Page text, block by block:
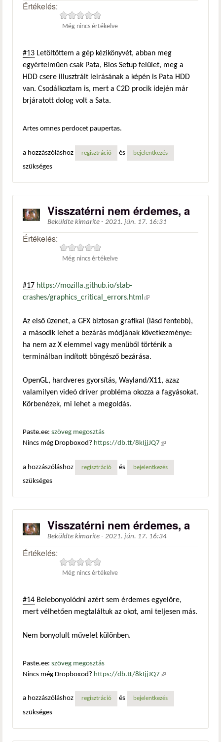
Értékelés:
Még nincs értékelve
#13 Letöltöttem a gép kézikönyvét, abban meg
egyértelműen csak Pata, Bios Setup felület, meg a
HDD csere illusztrált leirásának a képén is Pata HDD
van. Csodálkoztam is, mert a C2D procik idején már
brjáratott dolog volt a Sata.
Artes omnes perdocet paupertas.
a hozzászóláshoz regisztráció és bejelentkezés
szükséges
Visszatérni nem érdemes, a
Beküldte kimarite - 2021. jún. 17. 16:31
Értékelés:
Még nincs értékelve
#17 https://mozilla.github.io/stab-
crashes/graphics_critical_errors.html (külső hivatkozás)
Az első üzenet, a GFX biztosan grafikai (lásd fentebb),
a második lehet a bezárás módjának következménye:
ha nem az X elemmel vagy menüből történik a
terminálban indított böngésző bezárása.
OpenGL, hardveres gyorsítás, Wayland/X11, azaz
valamilyen videó driver probléma okozza a fagyásokat.
Körbenézek, mi lehet a megoldás.
Paste.ee: szöveg megosztás
Nincs még Dropboxod? https://db.tt/8kIjjJQ7 (külső
a hozzászóláshoz
regisztráció és bejelentkezés
szükséges
Visszatérni nem érdemes, a
Beküldte kimarite - 2021. jún. 17. 16:34
Értékelés:
Még nincs értékelve
#14 Belebonyolódni azért sem érdemes egyelőre,
mert vélhetően megtaláltuk az okot, ami teljesen más.
Nem bonyolult művelet különben.
Paste.ee: szöveg megosztás
Nincs még Dropboxod? https://db.tt/8kIjjJQ7 (külső
a hozzászóláshoz
regisztráció és bejelentkezés
szükséges